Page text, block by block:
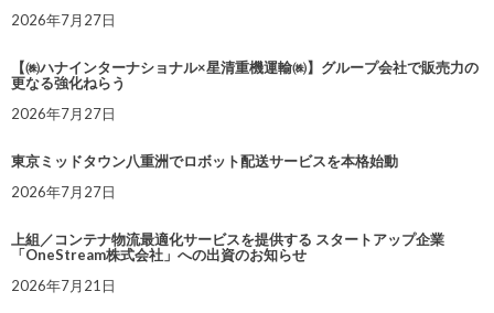
2026年7月27日
【㈱ハナインターナショナル×星清重機運輸㈱】グループ会社で販売力の
更なる強化ねらう
2026年7月27日
東京ミッドタウン八重洲でロボット配送サービスを本格始動
2026年7月27日
上組／コンテナ物流最適化サービスを提供する スタートアップ企業
「OneStream株式会社」への出資のお知らせ
2026年7月21日